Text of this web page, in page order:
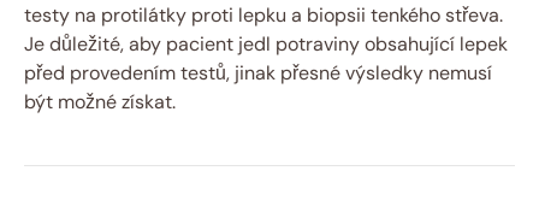
⁢testy na protilátky proti lepku a⁣ biopsii tenkého střeva.
‍Je důležité, ⁤aby pacient jedl potraviny obsahující ⁣lepek
před provedením testů, jinak přesné výsledky nemusí
být možné získat.